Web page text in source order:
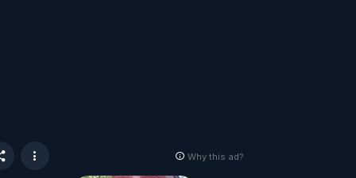
Why this ad?